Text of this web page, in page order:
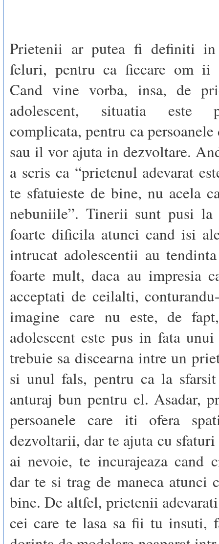
Prietenii ar putea fi definiti in
feluri, pentru ca fiecare om ii
Cand vine vorba, insa, de
adolescent, situatia este
complicata, pentru ca
sau il vor ajuta in dezvoltare.
a scris ca “prietenul adevarat
te sfatuieste de bine, nu acela
nebuniile”. Tinerii sunt pusi la
foarte dificila atunci cand isi
intrucat adolescentii au
foarte mult, daca au impresia
acceptati de ceilalti,
imagine care nu este, de
adolescent este pus in fata
trebuie sa discearna intre un
si unul fals, pentru ca la
anturaj bun pentru el. Asadar,
persoanele care iti ofera
dezvoltarii, dar te ajuta cu
ai nevoie, te incurajeaza cand
dar te si trag de maneca atunci
bine. De altfel, prietenii
cei care te lasa sa fii tu insuti,